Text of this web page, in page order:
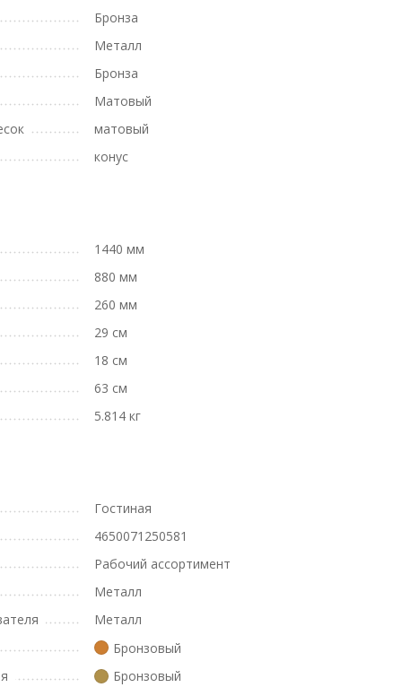
Бронза
Металл
Бронза
Матовый
матовый
конус
1440 мм
880 мм
260 мм
29 см
18 см
63 см
5.814 кг
Гостиная
4650071250581
Рабочий ассортимент
Металл
Металл
Бронзовый
Бронзовый